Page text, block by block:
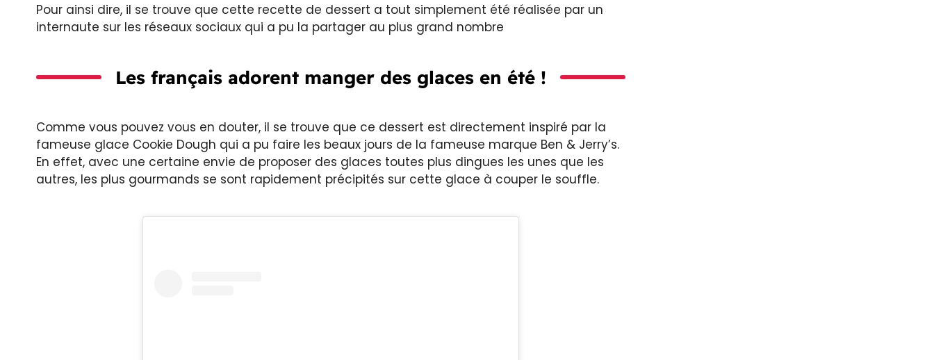
Pour ainsi dire, il se trouve que cette recette de dessert a tout simplement été réalisée par un
internaute sur les réseaux sociaux qui a pu la partager au plus grand nombre
Les français adorent manger des glaces en été !
Comme vous pouvez vous en douter, il se trouve que ce dessert est directement inspiré par la
fameuse glace Cookie Dough qui a pu faire les beaux jours de la fameuse marque Ben & Jerry’s.
En effet, avec une certaine envie de proposer des glaces toutes plus dingues les unes que les
autres, les plus gourmands se sont rapidement précipités sur cette glace à couper le souffle.